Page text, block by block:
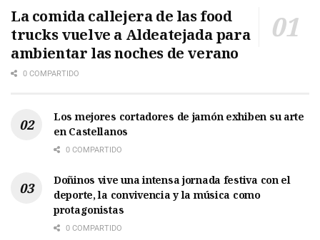
La comida callejera de las food
trucks vuelve a Aldeatejada para
ambientar las noches de verano
0 COMPARTIDO
Los mejores cortadores de jamón exhiben su arte
en Castellanos
0 COMPARTIDO
Doñinos vive una intensa jornada festiva con el
deporte, la convivencia y la música como
protagonistas
0 COMPARTIDO